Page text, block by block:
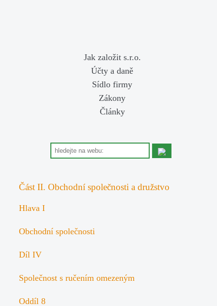
Jak založit s.r.o.
Účty a daně
Sídlo firmy
Zákony
Články
Část II. Obchodní společnosti a družstvo
Hlava I
Obchodní společnosti
Díl IV
Společnost s ručením omezeným
Oddíl 8